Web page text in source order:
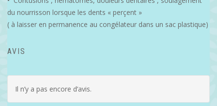
du nourrisson lorsque les dents « perçent »
( à laisser en permanence au congélateur dans un sac plastique)
AVIS
Il n’y a pas encore d’avis.